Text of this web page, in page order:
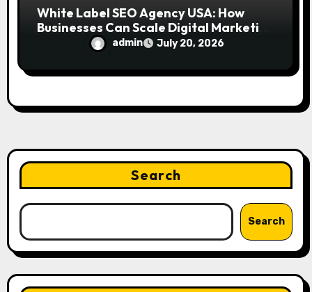
White Label SEO Agency USA: How
Businesses Can Scale Digital Marketing
Services Successfully
admin July 20, 2026
Search
Search